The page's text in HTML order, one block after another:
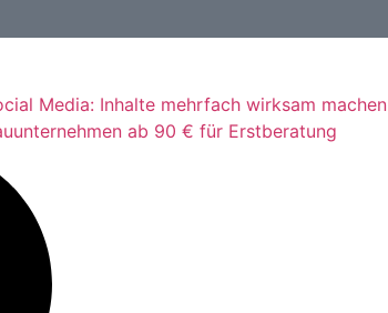
Media: Inhalte mehrfach wirksam machen
ab 90 € für Erstberatung